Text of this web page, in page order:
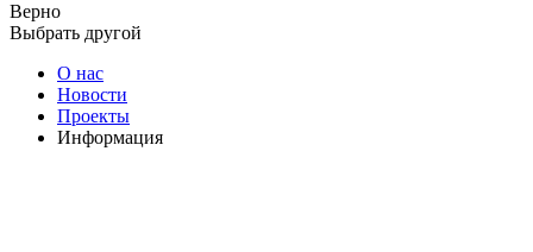
Верно
Выбрать другой
О нас
Новости
Проекты
Информация